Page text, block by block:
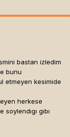
bastan izledim
bunu
etmeyen kesimide
herkese
gıbı